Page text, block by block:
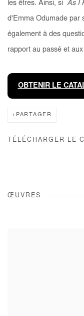
les êtres. Ainsi, si As I
d'Emma Odumade par
également à des
rapport au passé et
OBTENIR LE
PARTAGER
TÉLÉCHARGER LE
ŒUVRES